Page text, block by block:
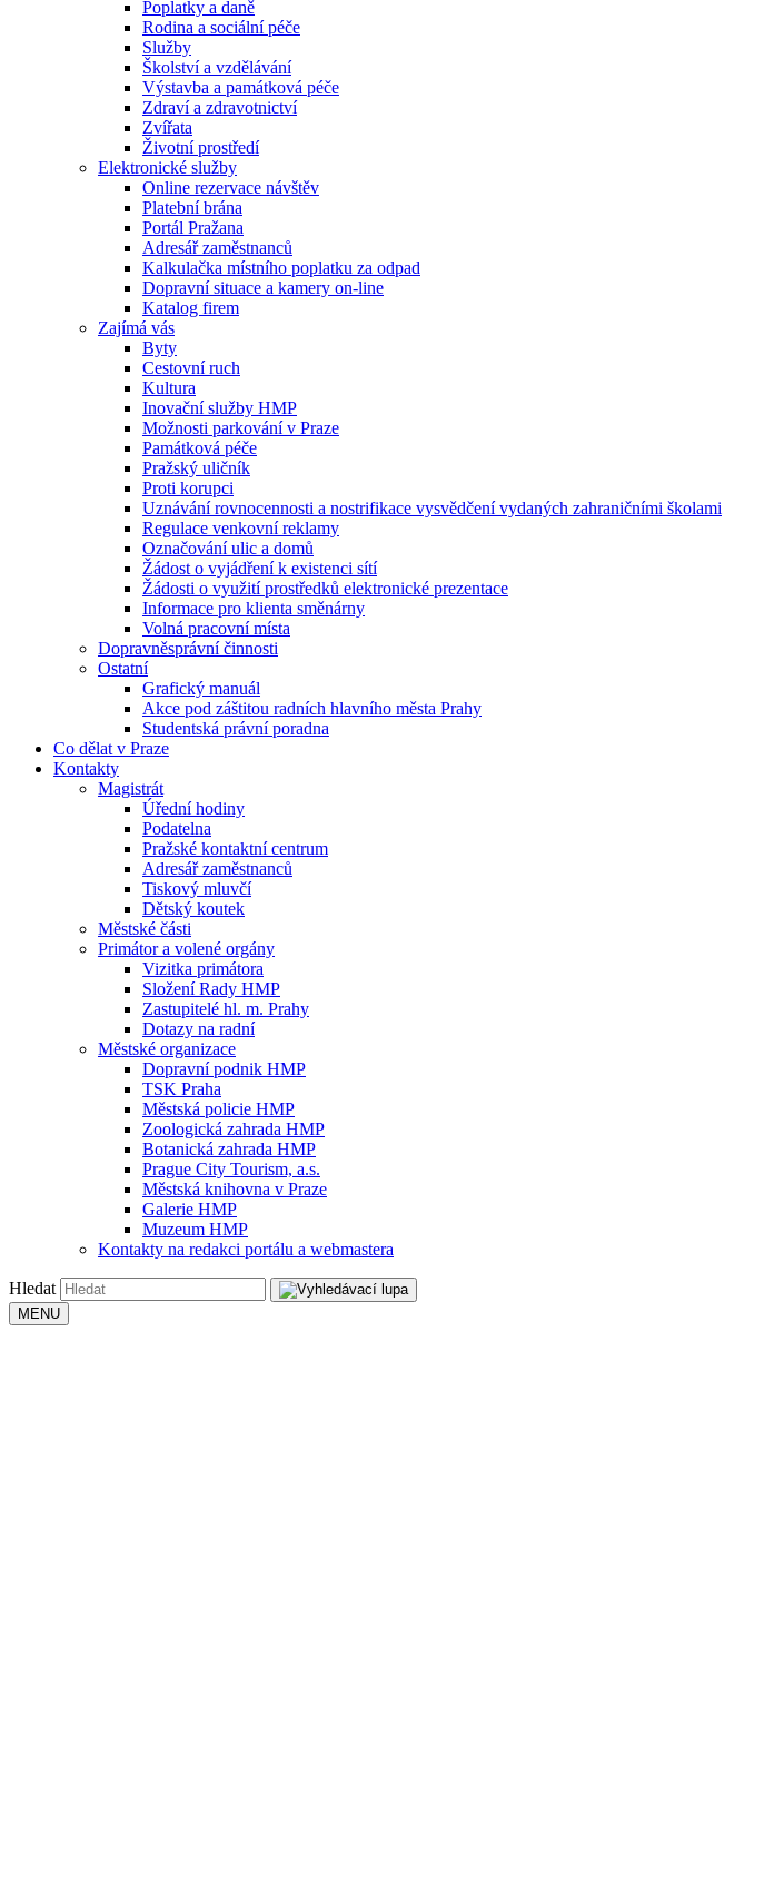
Poplatky a daně
Rodina a sociální péče
Služby
Školství a vzdělávání
Výstavba a památková péče
Zdraví a zdravotnictví
Zvířata
Životní prostředí
Elektronické služby
Online rezervace návštěv
Platební brána
Portál Pražana
Adresář zaměstnanců
Kalkulačka místního poplatku za odpad
Dopravní situace a kamery on-line
Katalog firem
Zajímá vás
Byty
Cestovní ruch
Kultura
Inovační služby HMP
Možnosti parkování v Praze
Památková péče
Pražský uličník
Proti korupci
Uznávání rovnocennosti a nostrifikace vysvědčení vydaných zahraničními školami
Regulace venkovní reklamy
Označování ulic a domů
Žádost o vyjádření k existenci sítí
Žádosti o využití prostředků elektronické prezentace
Informace pro klienta směnárny
Volná pracovní místa
Dopravněsprávní činnosti
Ostatní
Grafický manuál
Akce pod záštitou radních hlavního města Prahy
Studentská právní poradna
Co dělat v Praze
Kontakty
Magistrát
Úřední hodiny
Podatelna
Pražské kontaktní centrum
Adresář zaměstnanců
Tiskový mluvčí
Dětský koutek
Městské části
Primátor a volené orgány
Vizitka primátora
Složení Rady HMP
Zastupitelé hl. m. Prahy
Dotazy na radní
Městské organizace
Dopravní podnik HMP
TSK Praha
Městská policie HMP
Zoologická zahrada HMP
Botanická zahrada HMP
Prague City Tourism, a.s.
Městská knihovna v Praze
Galerie HMP
Muzeum HMP
Kontakty na redakci portálu a webmastera
Hledat
MENU